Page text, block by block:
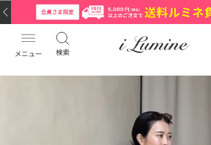
メニュー 検索